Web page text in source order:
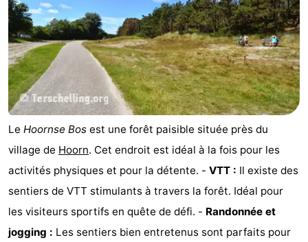
Le Hoornse Bos est une forêt paisible située près du
village de Hoorn. Cet endroit est idéal à la fois pour les
activités physiques et pour la détente. - VTT : Il existe des
sentiers de VTT stimulants à travers la forêt. Idéal pour
les visiteurs sportifs en quête de défi. - Randonnée et
jogging : Les sentiers bien entretenus sont parfaits pour